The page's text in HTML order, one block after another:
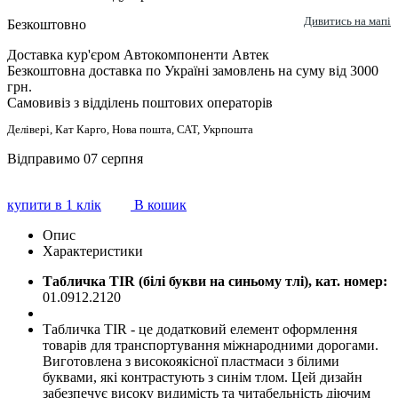
Безкоштовно
Дивитись на мапі
Доставка кур'єром Автокомпоненти Автек
Безкоштовна доставка по Україні замовлень на суму від 3000
грн.
Самовивіз з відділень поштових операторів
Делівері, Кат Карго, Нова пошта, САТ, Укрпошта
Відправимо 07 серпня
купити в 1 клік
В кошик
Опис
Характеристики
Табличка TIR (білі букви на синьому тлі), кат. номер:
01.0912.2120
Табличка TIR - це додатковий елемент оформлення
товарів для транспортування міжнародними дорогами.
Виготовлена з високоякісної пластмаси з білими
буквами, які контрастують з синім тлом. Цей дизайн
забезпечує високу видимість та читабельність діючим